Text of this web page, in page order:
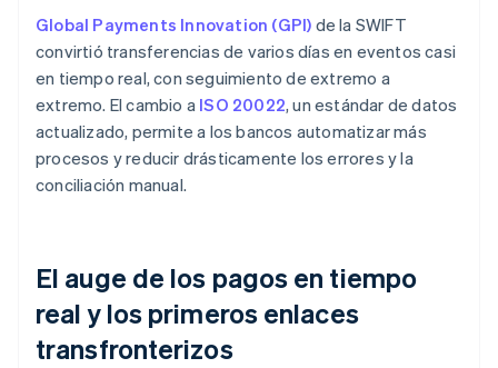
Global Payments Innovation (GPI) de la SWIFT
convirtió transferencias de varios días en eventos casi
en tiempo real, con seguimiento de extremo a
extremo. El cambio a ISO 20022, un estándar de datos
actualizado, permite a los bancos automatizar más
procesos y reducir drásticamente los errores y la
conciliación manual.
El auge de los pagos en tiempo
real y los primeros enlaces
transfronterizos